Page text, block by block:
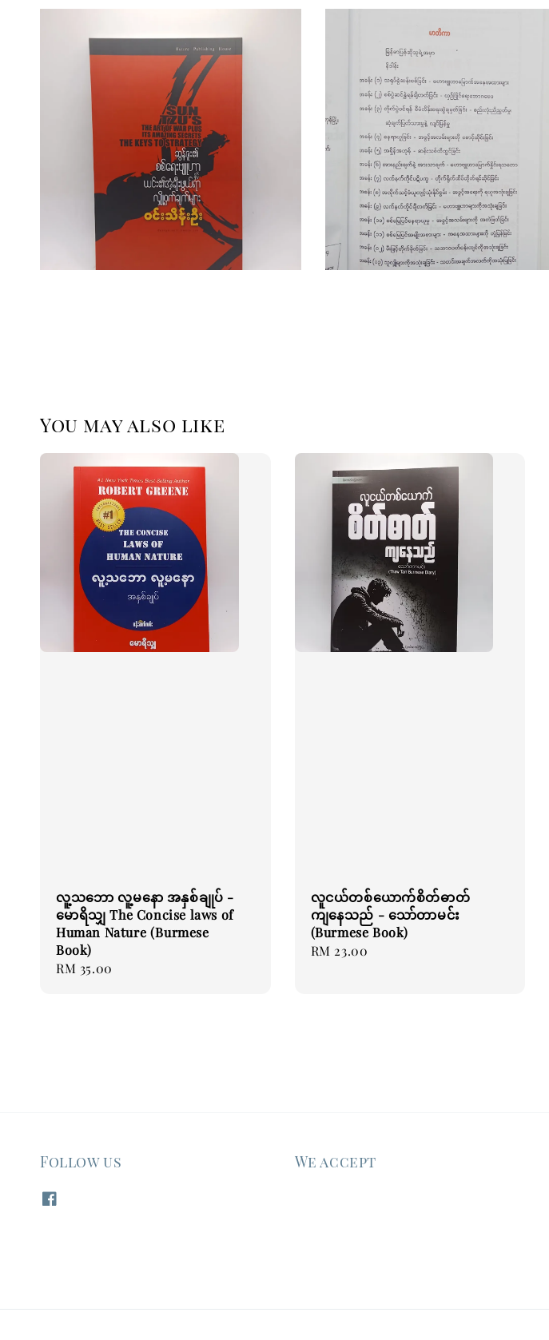
You may also like
လူ့သဘော လူ့မနော အနှစ်ချုပ် -
မောရိသျှ The Concise laws of
Human Nature (Burmese
Book)
Regular
RM 35.00
လူငယ်တစ်ယောက်စိတ်ဓာတ်
ကျနေသည် - သော်တာမင်း
(Burmese Book)
Regular
RM 23.00
Follow us We accept